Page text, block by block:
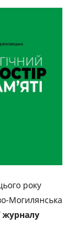
року
Могилянська
журналу